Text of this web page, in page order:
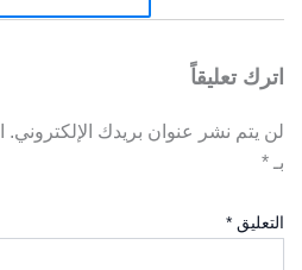
اترك تعليقاً
لن يتم نشر عنوان بريدك الإلكتروني.
بـ *
التعليق *